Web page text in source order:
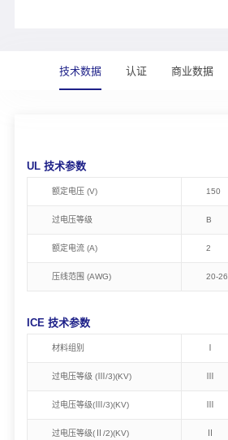
技术数据 认证 商业数据
UL 技术参数
额定电压 (V) 150
过电压等级 B
额定电流 (A) 2
压线范围 (AWG) 20-26
ICE 技术参数
材料组别
过电压等级 (Ⅲ/3)(KV)
过电压等级(Ⅲ/3)(KV)
过电压等级(Ⅱ/2)(KV)